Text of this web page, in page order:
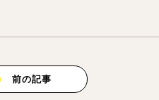
前の記事